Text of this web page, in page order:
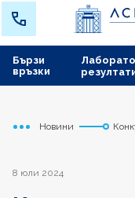
Бързи
връзки
Начало
Младост
Новини
8 юли 2024